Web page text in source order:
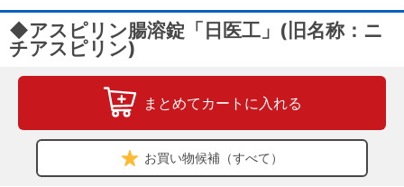
◆アスピリン腸溶錠「日医工」(旧名称：ニ
チアスピリン)
まとめてカートに入れる
お買い物候補（すべて）